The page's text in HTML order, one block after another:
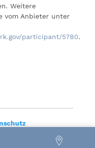
Weitere
vom Anbieter unter
participant/5780.